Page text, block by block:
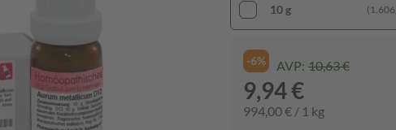
10 g
-6% AVP: 10,63 €
9,94 €
994,00 € / 1 kg